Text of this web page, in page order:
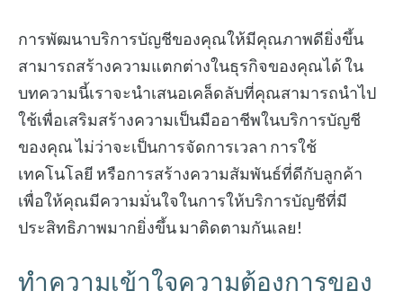
การพัฒนาบริการบัญชีของคุณให้มีคุณภาพดียิ่งขึ้น
สามารถสร้างความแตกต่างในธุรกิจของคุณได้ ใน
บทความนี้เราจะนำเสนอเคล็ดลับที่คุณสามารถนำไป
ใช้เพื่อเสริมสร้างความเป็นมืออาชีพในบริการบัญชี
ของคุณ ไม่ว่าจะเป็นการจัดการเวลา การใช้
เทคโนโลยี หรือการสร้างความสัมพันธ์ที่ดีกับลูกค้า
เพื่อให้คุณมีความมั่นใจในการให้บริการบัญชีที่มี
ประสิทธิภาพมากยิ่งขึ้น มาติดตามกันเลย!
ทำความเข้าใจความต้องการของ